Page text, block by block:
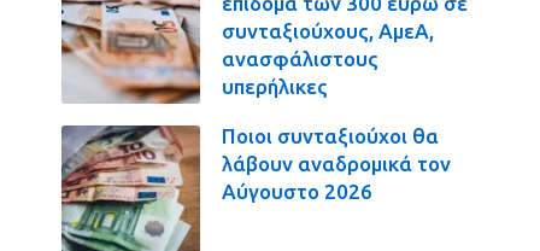
συνταξιούχους, ΑμεΑ,
ανασφάλιστους
υπερήλικες
Ποιοι συνταξιούχοι θα
λάβουν αναδρομικά τον
Αύγουστο 2026